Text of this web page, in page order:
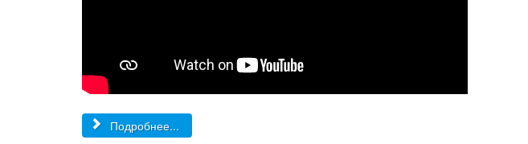
Подробнее...